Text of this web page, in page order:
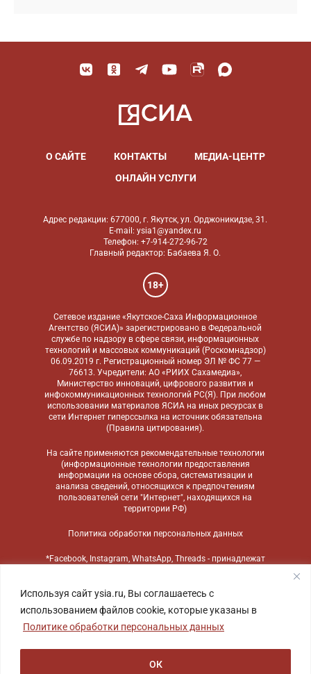
Используя сайт ysia.ru, Вы соглашаетесь с
использованием файлов cookie, которые указаны в
Политике обработки персональных данных
ОК
О САЙТЕ КОНТАКТЫ
МЕДИА-ЦЕНТР
ОНЛАЙН УСЛУГИ
Адрес редакции: 677000, г. Якутск, ул. Орджоникидзе, 31.
E-mail: ysia1@yandex.ru
Телефон: +7-914-272-96-72
Главный редактор: Бабаева Я. О.
18+
Сетевое издание «Якутское-Саха Информационное
Агентство (ЯСИА)» зарегистрировано в Федеральной
службе по надзору в сфере связи, информационных
технологий и массовых коммуникаций (Роскомнадзор)
06.09.2019 г. Регистрационный номер ЭЛ № ФС 77 —
76613. Учредители: АО «РИИХ Сахамедиа»,
Министерство инноваций, цифрового развития и
инфокоммуникационных технологий РС(Я). При любом
использовании материалов ЯСИА на иных ресурсах в
сети Интернет гиперссылка на источник обязательна
(Правила цитирования).
На сайте применяются рекомендательные технологии
(информационные технологии предоставления
информации на основе сбора, систематизации и
анализа сведений, относящихся к предпочтениям
пользователей сети "Интернет", находящихся на
территории РФ)
Политика обработки персональных данных
*Facebook, Instagram, WhatsApp, Threads - принадлежат